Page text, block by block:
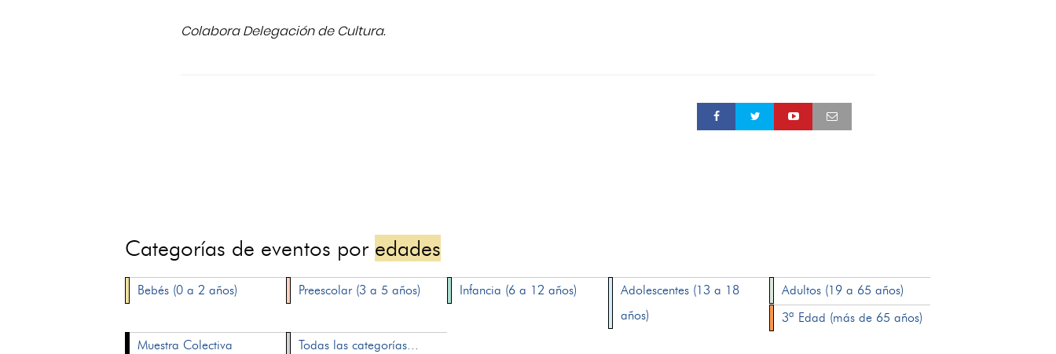
Colabora Delegación de Cultura.
Categorías de eventos por edades
Bebés (0 a 2 años) Preescolar (3 a 5 años) Infancia (6 a 12 años)
Adolescentes (13 a 18
años)
Adultos (19 a 65 años)
3ª Edad (más de 65 años)
Muestra Colectiva
Todas las categorías...